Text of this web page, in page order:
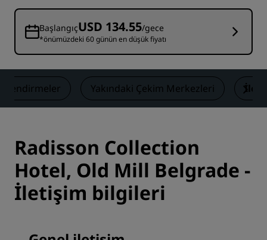
BaşlangıçUSD 134.55/gece
*önümüzdeki 60 günün en düşük fiyatı
Yakındaki Çekim Merkezleri
Radisson Collection
Hotel, Old Mill Belgrade -
İletişim bilgileri